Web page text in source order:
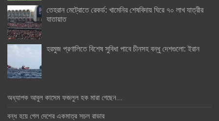
তেহরান মেট্রোতে রেকর্ড: খামেনির শেষবিদায় ঘিরে ৭০ লাখ যাত্রীর
যাতায়াত
হরমুজ প্রণালিতে বিশেষ সুবিধা পাবে চীনসহ বন্ধু দেশগুলো: ইরান
অধ্যাপক আবুল কাসেম ফজলুল হক মারা গেছেন….
বন্ধ হয়ে গেল দেশের একমাত্র সচল রাডার